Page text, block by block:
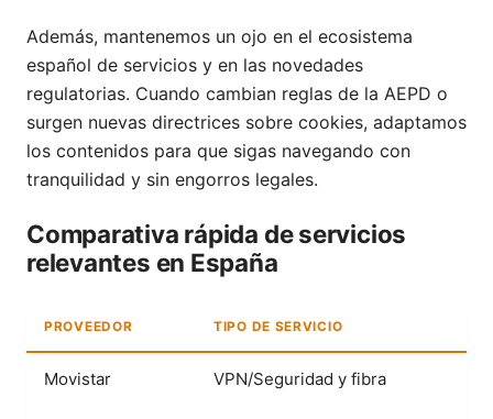
Además, mantenemos un ojo en el ecosistema
español de servicios y en las novedades
regulatorias. Cuando cambian reglas de la AEPD o
surgen nuevas directrices sobre cookies, adaptamos
los contenidos para que sigas navegando con
tranquilidad y sin engorros legales.
Comparativa rápida de servicios
relevantes en España
PROVEEDOR TIPO DE SERVICIO
Movistar VPN/Seguridad y fibra